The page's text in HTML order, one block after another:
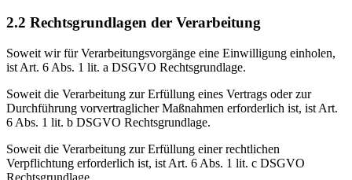
2.2 Rechtsgrundlagen der Verarbeitung
Soweit wir für Verarbeitungsvorgänge eine Einwilligung einholen,
ist Art. 6 Abs. 1 lit. a DSGVO Rechtsgrundlage.
Soweit die Verarbeitung zur Erfüllung eines Vertrags oder zur
Durchführung vorvertraglicher Maßnahmen erforderlich ist, ist Art.
6 Abs. 1 lit. b DSGVO Rechtsgrundlage.
Soweit die Verarbeitung zur Erfüllung einer rechtlichen
Verpflichtung erforderlich ist, ist Art. 6 Abs. 1 lit. c DSGVO
Rechtsgrundlage.